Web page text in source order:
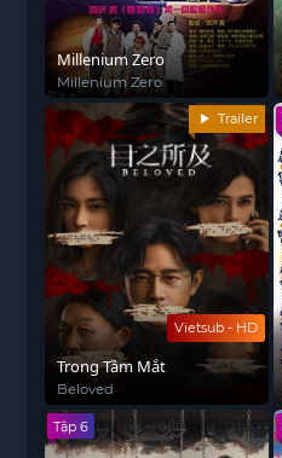
Millenium Zero
Millenium Zero
Vietsub - HD
Trailer
Trong Tầm Mắt
Beloved
Tập 6